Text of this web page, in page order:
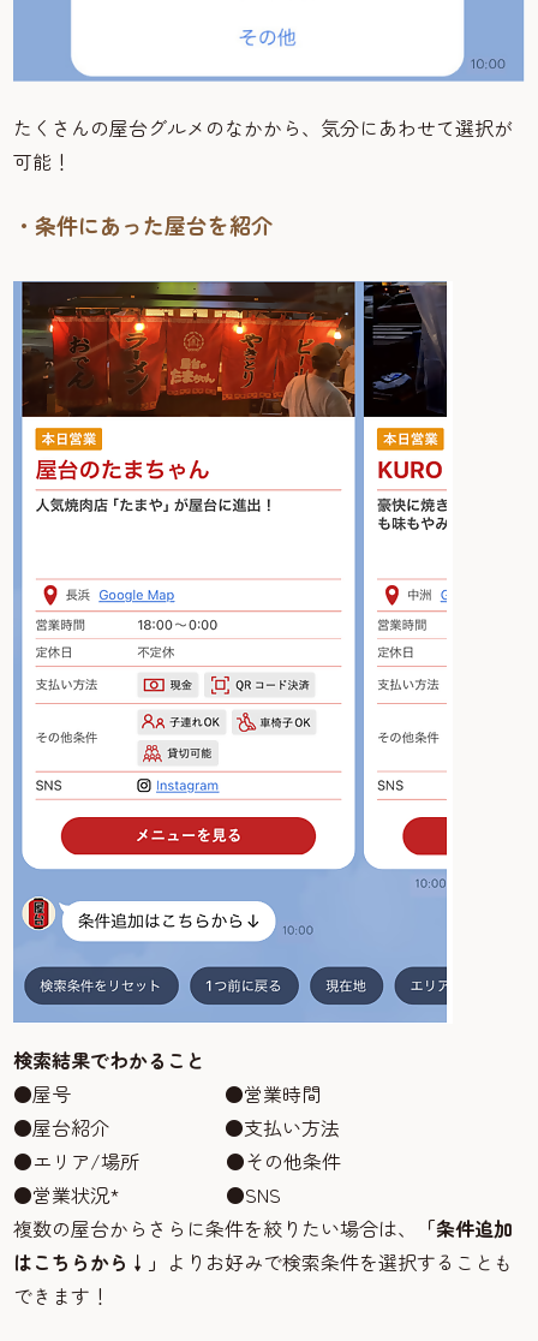
たくさんの屋台グルメのなかから、気分にあわせて選択が
可能！
・条件にあった屋台を紹介
検索結果でわかること
●屋号 ●営業時間
●屋台紹介 ●支払い方法
●エリア/場所 ●その他条件
●営業状況* ●SNS
複数の屋台からさらに条件を絞りたい場合は、
「条件追加
はこちらから↓」 よりお好みで検索条件を選択することも
できます！